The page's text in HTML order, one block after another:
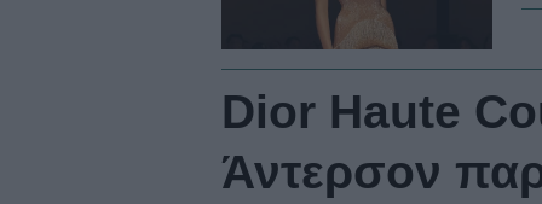
Dior Haute
Άντερσον